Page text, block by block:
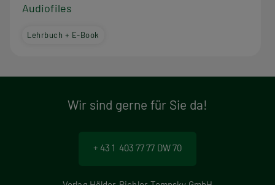
Audiofiles
Lehrbuch + E-Book
Wir sind gerne für Sie da!
+ 43 1 403 77 77 DW 70